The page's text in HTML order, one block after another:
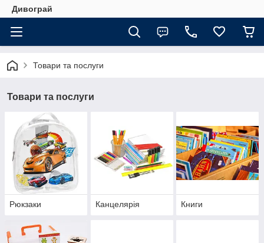
Дивограй
Товари та послуги
Товари та послуги
Рюкзаки Канцелярія Книги